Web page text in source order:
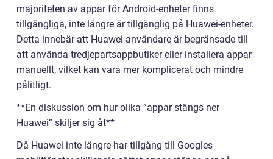
majoriteten av appar för Android-enheter finns
tillgängliga, inte längre är tillgänglig på Huawei-enheter.
Detta innebär att Huawei-användare är begränsade till
att använda tredjepartsappbutiker eller installera appar
manuellt, vilket kan vara mer komplicerat och mindre
pålitligt.
**En diskussion om hur olika ”appar stängs ner
Huawei” skiljer sig åt**
Då Huawei inte längre har tillgång till Googles